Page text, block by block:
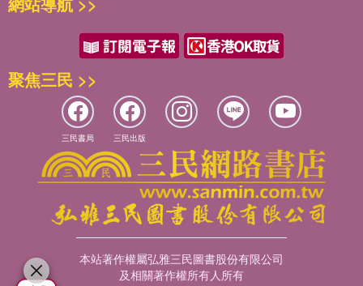
ㄡ 678
ㄦ 683
＊附錄 常見和製漢字 776
＊音檔索引 790
聚焦三民 >>
三民書局 三民出版
本站著作權屬弘雅三民圖書股份有限公司
及相關著作權所有人所有